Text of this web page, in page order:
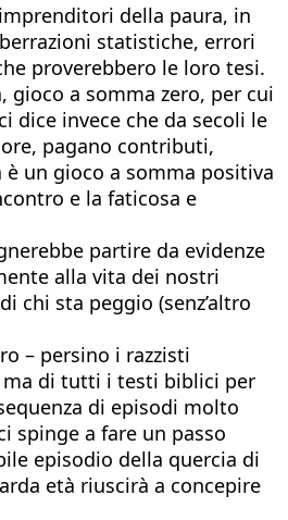
della paura, in
statistiche, errori
proverebbero le loro tesi.
gioco a somma zero, per cui
dice invece che da secoli le
pagano contributi,
un gioco a somma positiva
e la faticosa e
partire da evidenze
alla vita dei nostri
chi sta peggio (senz’altro
– persino i razzisti
ma di tutti i testi biblici per
di episodi molto
spinge a fare un passo
episodio della quercia di
età riuscirà a concepire